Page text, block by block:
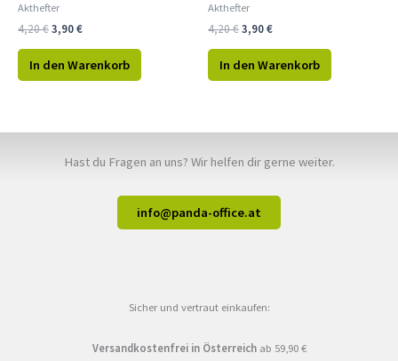
Akthefter
4,20€3,90€
In den Warenkorb
Akthefter
4,20€3,90€
In den Warenkorb
Hast du Fragen an uns? Wir helfen dir gerne weiter.
info@panda-office.at
Sicher und vertraut einkaufen:
Versandkostenfrei in Österreichab 59,90 €